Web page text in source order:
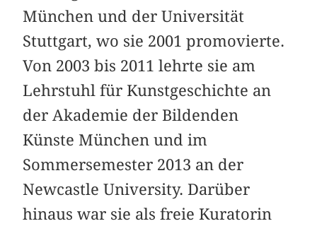
München und der Universität
Stuttgart, wo sie 2001 promovierte.
Von 2003 bis 2011 lehrte sie am
Lehrstuhl für Kunstgeschichte an
der Akademie der Bildenden
Künste München und im
Sommersemester 2013 an der
Newcastle University. Darüber
hinaus war sie als freie Kuratorin